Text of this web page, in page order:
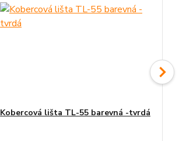
Kobercová lišta TL-55 barevná -tvrdá